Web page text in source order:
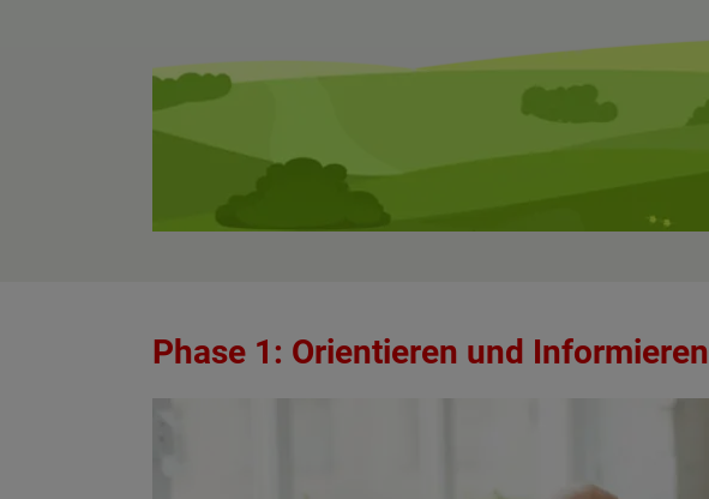
Phase 1: Orientieren und Informieren